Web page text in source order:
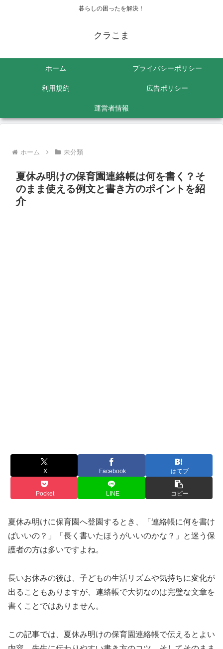
暮らしの困ったを解決！
クラこま
ホーム プライバシーポリシー
利用規約 広告ポリシー
運営者情報
ホーム 未分類
夏休み明けの保育園連絡帳は何を書く？そ
のまま使える例文と書き方のポイントを紹
介
X Facebook はてブ
Pocket LINE コピー
夏休み明けに保育園へ登園するとき、「連絡帳に何を書け
ばいいの？」「長く書いたほうがいいのかな？」と迷う保
護者の方は多いですよね。
長いお休みの後は、子どもの生活リズムや気持ちに変化が
出ることもありますが、連絡帳で大切なのは完璧な文章を
書くことではありません。
この記事では、夏休み明けの保育園連絡帳で伝えるとよい